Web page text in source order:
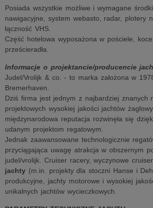
Posiada wszystkie możliwe i wymagane
nawigacyjne, system webasto, radar, plotery
łączność VHS.
Część hotelowa wyposażona w pościele,
prześcieradła.
Informacje o projektancie/producencie
Judel/Vrolijk & co. - to marka założona w
Bremerhaven.
Dziś firma jest jednym z najbardziej znanych
projektowych wysokiej jakości jachtów
międzynarodowa reputacja rozwinęła się
udanym projektom regatowym.
Jednak zaawansowane technologicznie
przyciągająca uwagę atrakcja w obszernym
judel/vrolijk. Cruiser racery, wyczynowe
jachty (m.in. projekty dla stoczni Hanse i
produkcyjne, jachty motorowe i wysokiej
unikalnych jachtów wycieczkowych.